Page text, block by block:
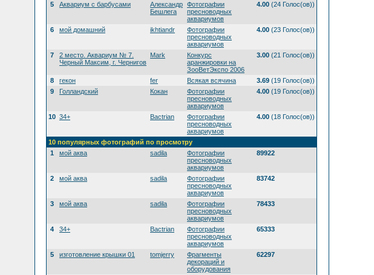
5
Аквариум с барбусами
Александр
Бешлега
Фотографии
пресноводных
аквариумов
4.00 (24 Голос(ов))
6 мой домашний ikhtiandr
Фотографии
пресноводных
аквариумов
4.00 (23 Голос(ов))
7
2 место. Аквариум № 7.
Черный Максим, г. Чернигов
Mark
Конкурс
аранжировки на
ЗооВетЭкспо 2006
3.00 (21 Голос(ов))
8 гекон fer Всякая всячина 3.69 (19 Голос(ов))
9
Голландский Кокан
Фотографии
пресноводных
аквариумов
4.00 (19 Голос(ов))
10 34+ Bactrian
Фотографии
пресноводных
аквариумов
4.00 (18 Голос(ов))
10 популярных фотографий по просмотру
1
мой аква sadila
Фотографии
пресноводных
аквариумов
89922
2 мой аква sadila
Фотографии
пресноводных
аквариумов
83742
3 мой аква sadila
Фотографии
пресноводных
аквариумов
78433
4 34+ Bactrian
Фотографии
пресноводных
аквариумов
65333
5 изготовление крышки 01 tomjerry
Фрагменты
декораций и
оборудования
62297